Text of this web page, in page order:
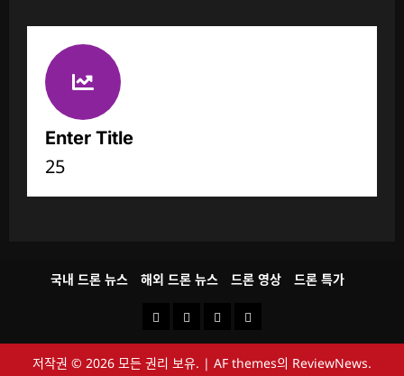
Enter Title
25
국내 드론 뉴스 해외 드론 뉴스 드론 영상 드론 특가
국
내
드
해
외
드
드
론
영
드
론
특
저작권 © 2026 모든 권리 보유. | AF themes의 ReviewNews.